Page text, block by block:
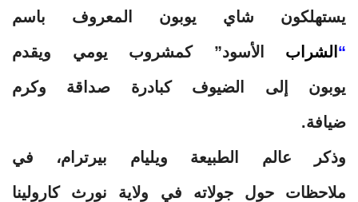
يستهلكون شاي يوبون المعروف باسم
“ الشراب الأسود” كمشروب يومي ويقدم
يوبون إلى الضيوف كبادرة صداقة وكرم
ضيافة.
وذكر عالم الطبيعة ويليام بيرترام، في
ملاحظات حول جولاته في ولاية نورث كارولينا